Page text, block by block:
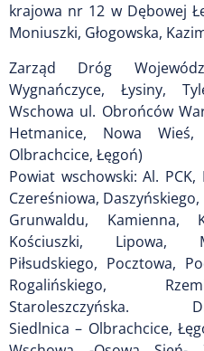
krajowa nr 12 w Dębowej
Moniuszki, Głogowska,
Zarząd Dróg
Wygnańczyce, Łysiny,
Wschowa ul. Obrońców
Hetmanice, Nowa
Olbrachcice, Łęgoń)
Powiat wschowski: Al.
Czereśniowa,
Grunwaldu, Kamienna,
Kościuszki, Lipowa,
Piłsudskiego, Pocztowa,
Rogalińskiego,
Staroleszczyńska.
Siedlnica – Olbrachcice,